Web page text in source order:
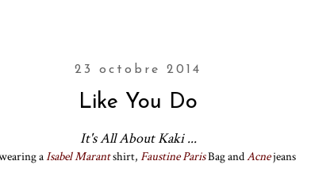
23 octobre 2014
Like You Do
It's All About Kaki ...
aIsabel Marantshirt, Faustine ParisBag andAcnejeans